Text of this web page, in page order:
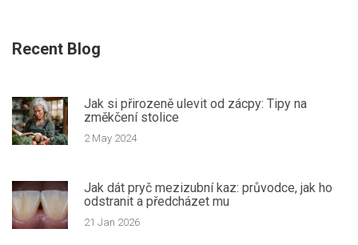
Recent Blog
Jak si přirozeně ulevit od zácpy: Tipy na
změkčení stolice
2 May 2024
Jak dát pryč mezizubní kaz: průvodce, jak ho
odstranit a předcházet mu
21 Jan 2026